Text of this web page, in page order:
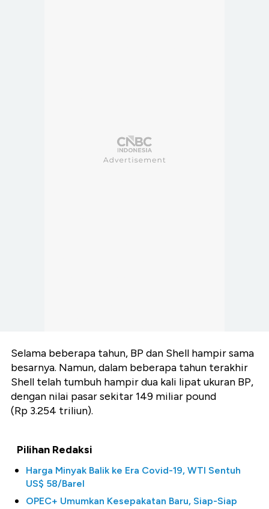
Selama beberapa tahun, BP dan Shell hampir sama
besarnya. Namun, dalam beberapa tahun terakhir
Shell telah tumbuh hampir dua kali lipat ukuran BP,
dengan nilai pasar sekitar 149 miliar pound
(Rp 3.254 triliun).
Pilihan Redaksi
Harga Minyak Balik ke Era Covid-19, WTI Sentuh
US$ 58/Barel
OPEC+ Umumkan Kesepakatan Baru, Siap-Siap